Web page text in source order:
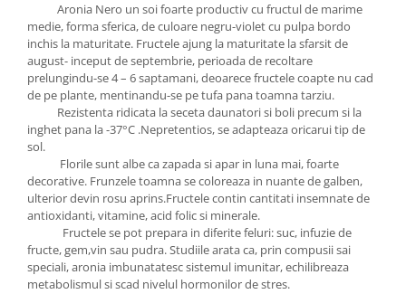
Aronia Nero un soi foarte productiv cu fructul de marime
medie, forma sferica, de culoare negru-violet cu pulpa bordo
inchis la maturitate. Fructele ajung la maturitate la sfarsit de
august- inceput de septembrie, perioada de recoltare
prelungindu-se 4 – 6 saptamani, deoarece fructele coapte nu cad
de pe plante, mentinandu-se pe tufa pana toamna tarziu.
Rezistenta ridicata la seceta daunatori si boli precum si la
inghet pana la -37°C .Nepretentios, se adapteaza oricarui tip de
sol.
Florile sunt albe ca zapada si apar in luna mai, foarte
decorative. Frunzele toamna se coloreaza in nuante de galben,
ulterior devin rosu aprins.Fructele contin cantitati insemnate de
antioxidanti, vitamine, acid folic si minerale.
Fructele se pot prepara in diferite feluri: suc, infuzie de
fructe, gem,vin sau pudra. Studiile arata ca, prin compusii sai
speciali, aronia imbunatatesc sistemul imunitar, echilibreaza
metabolismul si scad nivelul hormonilor de stres.